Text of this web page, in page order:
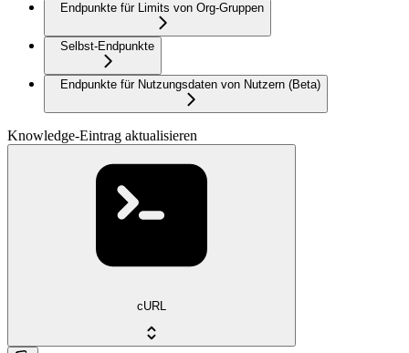
Endpunkte für Limits von Org-Gruppen
Selbst-Endpunkte
Endpunkte für Nutzungsdaten von Nutzern (Beta)
Knowledge-Eintrag aktualisieren
cURL